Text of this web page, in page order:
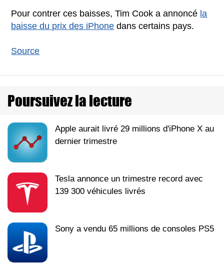
Pour contrer ces baisses, Tim Cook a annoncé la
baisse du prix des iPhone dans certains pays.
Source
Poursuivez la lecture
Apple aurait livré 29 millions d'iPhone X au
dernier trimestre
Tesla annonce un trimestre record avec
139 300 véhicules livrés
Sony a vendu 65 millions de consoles PS5